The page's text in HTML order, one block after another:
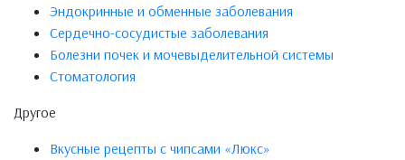
Эндокринные и обменные заболевания
Сердечно-сосудистые заболевания
Болезни почек и мочевыделительной системы
Стоматология
Другое
Вкусные рецепты с чипсами «Люкс»